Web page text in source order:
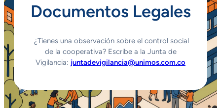
Documentos Legales
¿Tienes una observación sobre el control social
de la cooperativa? Escribe a la Junta de
Vigilancia: juntadevigilancia@unimos.com.co